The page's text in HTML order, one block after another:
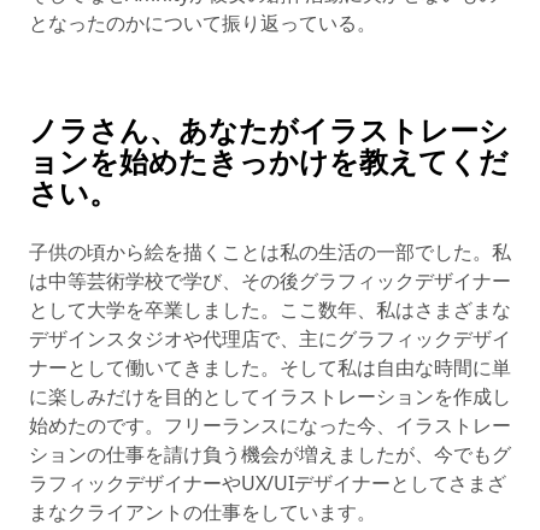
となったのかについて振り返っている。
ノラさん、あなたがイラストレーシ
ョンを始めたきっかけを教えてくだ
さい。
子供の頃から絵を描くことは私の生活の一部でした。私
は中等芸術学校で学び、その後グラフィックデザイナー
として大学を卒業しました。ここ数年、私はさまざまな
デザインスタジオや代理店で、主にグラフィックデザイ
ナーとして働いてきました。そして私は自由な時間に単
に楽しみだけを目的としてイラストレーションを作成し
始めたのです。フリーランスになった今、イラストレー
ションの仕事を請け負う機会が増えましたが、今でもグ
ラフィックデザイナーやUX/UIデザイナーとしてさまざ
まなクライアントの仕事をしています。